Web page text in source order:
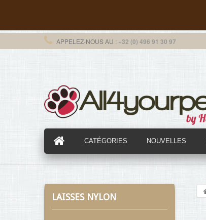
APPELEZ-NOUS AU : +32 (0) 496 91 30 97
CATÉGORIES NOUVELLES
LAISSES NYLON